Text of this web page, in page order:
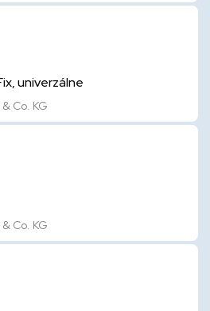
univerzálne
Co. KG
Co. KG